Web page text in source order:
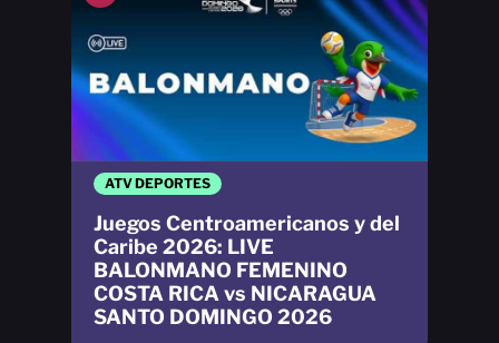
ATV DEPORTES
Juegos Centroamericanos y del
Caribe 2026: LIVE
BALONMANO FEMENINO
COSTA RICA vs NICARAGUA
SANTO DOMINGO 2026